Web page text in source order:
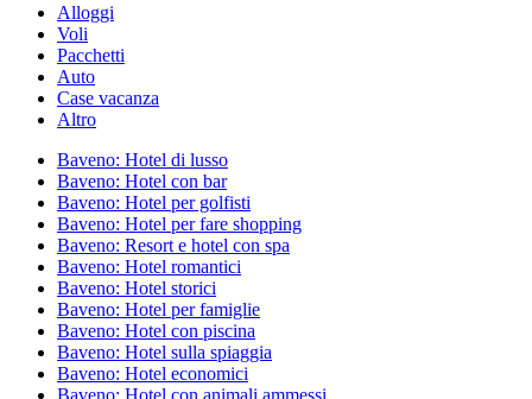
Alloggi
Voli
Pacchetti
Auto
Case vacanza
Altro
Baveno: Hotel di lusso
Baveno: Hotel con bar
Baveno: Hotel per golfisti
Baveno: Hotel per fare shopping
Baveno: Resort e hotel con spa
Baveno: Hotel romantici
Baveno: Hotel storici
Baveno: Hotel per famiglie
Baveno: Hotel con piscina
Baveno: Hotel sulla spiaggia
Baveno: Hotel economici
Baveno: Hotel con animali ammessi